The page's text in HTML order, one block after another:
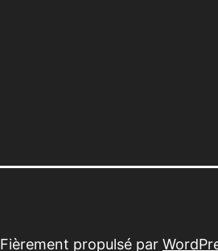
Fièrement propulsé par